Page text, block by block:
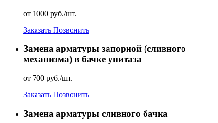
от 1000 руб./шт.
Заказать Позвонить
Замена арматуры запорной (сливного
механизма) в бачке унитаза
от 700 руб./шт.
Заказать Позвонить
Замена арматуры сливного бачка